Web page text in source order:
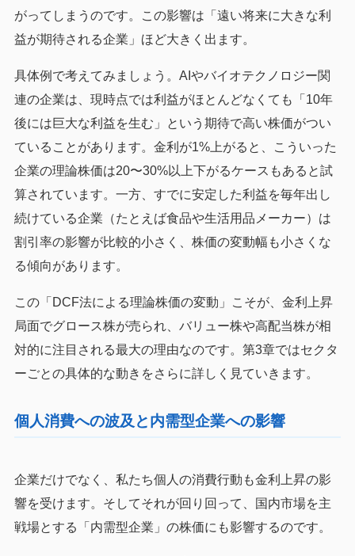
がってしまうのです。この影響は「遠い将来に大きな利
益が期待される企業」ほど大きく出ます。
具体例で考えてみましょう。AIやバイオテクノロジー関
連の企業は、現時点では利益がほとんどなくても「10年
後には巨大な利益を生む」という期待で高い株価がつい
ていることがあります。金利が1%上がると、こういった
企業の理論株価は20〜30%以上下がるケースもあると試
算されています。一方、すでに安定した利益を毎年出し
続けている企業（たとえば食品や生活用品メーカー）は
割引率の影響が比較的小さく、株価の変動幅も小さくな
る傾向があります。
この「DCF法による理論株価の変動」こそが、金利上昇
局面でグロース株が売られ、バリュー株や高配当株が相
対的に注目される最大の理由なのです。第3章ではセクタ
ーごとの具体的な動きをさらに詳しく見ていきます。
個人消費への波及と内需型企業への影響
企業だけでなく、私たち個人の消費行動も金利上昇の影
響を受けます。そしてそれが回り回って、国内市場を主
戦場とする「内需型企業」の株価にも影響するのです。